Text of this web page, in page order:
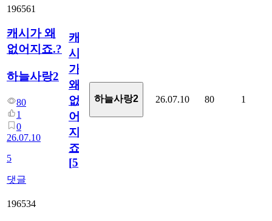
196561
캐시가 왜
없어지죠.?
하늘사랑2
80
1
0
26.07.10
5
댓글
캐
시
가
왜
없
어
지
죠.?
[5]
하늘사랑2 26.07.10 80 1
196534